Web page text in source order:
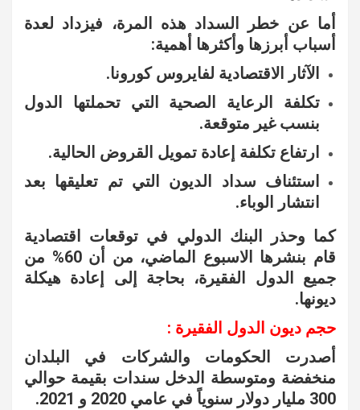
أما عن خطر السداد هذه المرة، فيزداد لعدة
أسباب أبرزها وأكثرها أهمية:
الآثار الاقتصادية لفايروس كورونا.
تكلفة الرعاية الصحية التي تحملتها الدول
بنسب غير متوقعة.
ارتفاع تكلفة إعادة تمويل القروض الحالية.
استئناف سداد الديون التي تم تعليقها بعد
انتشار الوباء.
كما وحذر البنك الدولي في توقعات اقتصادية
قام بنشرها الاسبوع الماضي، من أن 60% من
جميع الدول الفقيرة، بحاجة إلى إعادة هيكلة
ديونها.
حجم ديون الدول الفقيرة :
أصدرت الحكومات والشركات في البلدان
منخفضة ومتوسطة الدخل سندات بقيمة حوالي
300 مليار دولار سنوياً في عامي 2020 و 2021.